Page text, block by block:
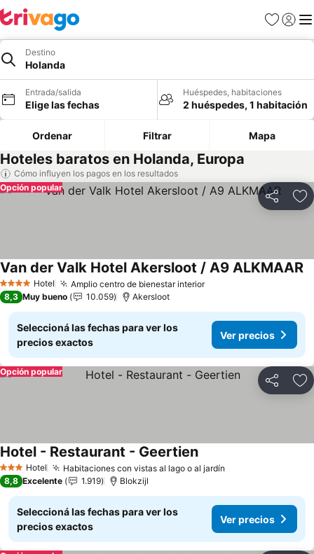
Favoritos
Iniciar
Destino
Holanda
Entrada/salida
Elige las fechas
Huéspedes, habitaciones
2 huéspedes, 1 habitación
Ordenar Filtrar Mapa
Hoteles baratos en Holanda, Europa
Cómo influyen los pagos en los resultados
Compartir
Opción popular
4 EstrellasHotel Amplio centro de bienestar interior
Van der Valk Hotel Akersloot / A9 ALKMAAR
8,3 Muy bueno 10.059 Akersloot
Seleccioná las fechas para ver los
precios exactos
Ver precios
Compartir
Opción popular
3 Estrellas
Hotel Habitaciones con vistas al lago o al jardín
Hotel - Restaurant - Geertien
8,8 Excelente 1.919 Blokzijl
Seleccioná las fechas para ver los
precios exactos
Ver precios